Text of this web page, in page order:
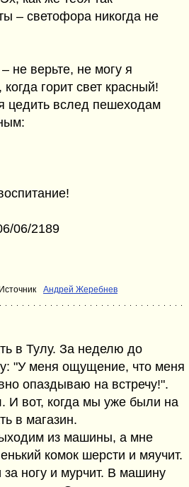
– светофора никогда не
не верьте, не могу я
горит свет красный!
цедить вслед пешеходам
06/2189
Источник Андрей Жеребнев
в Тулу. За неделю до
"У меня ощущение, что меня
опаздываю на встречу!".
вот, когда мы уже были на
в магазин.
из машины, а мне
комок шерсти и мяучит.
ногу и мурчит. В машину